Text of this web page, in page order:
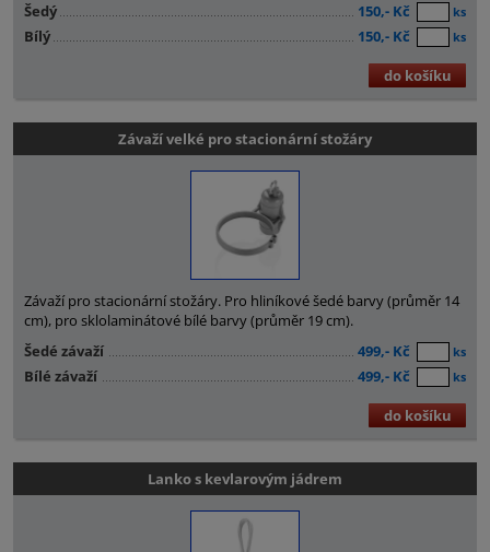
Šedý
150,- Kč ks
Bílý 150,- Kč ks
do košíku
Závaží velké pro stacionární stožáry
Závaží pro stacionární stožáry. Pro hliníkové šedé barvy (průměr 14
cm), pro sklolaminátové bílé barvy (průměr 19 cm).
Šedé závaží
499,- Kč ks
Bílé závaží 499,- Kč ks
do košíku
Lanko s kevlarovým jádrem